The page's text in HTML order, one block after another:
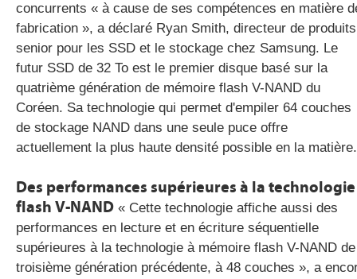
concurrents « à cause de ses compétences en matière
fabrication », a déclaré Ryan Smith, directeur de produits
senior pour les SSD et le stockage chez Samsung. Le
futur SSD de 32 To est le premier disque basé sur la
quatrième génération de mémoire flash V-NAND du
Coréen. Sa technologie qui permet d'empiler 64 couches
de stockage NAND dans une seule puce offre
actuellement la plus haute densité possible en la matière.
Des performances supérieures à la technologie
flash V-NAND « Cette technologie affiche aussi des
performances en lecture et en écriture séquentielle
supérieures à la technologie à mémoire flash V-NAND de
troisième génération précédente, à 48 couches », a